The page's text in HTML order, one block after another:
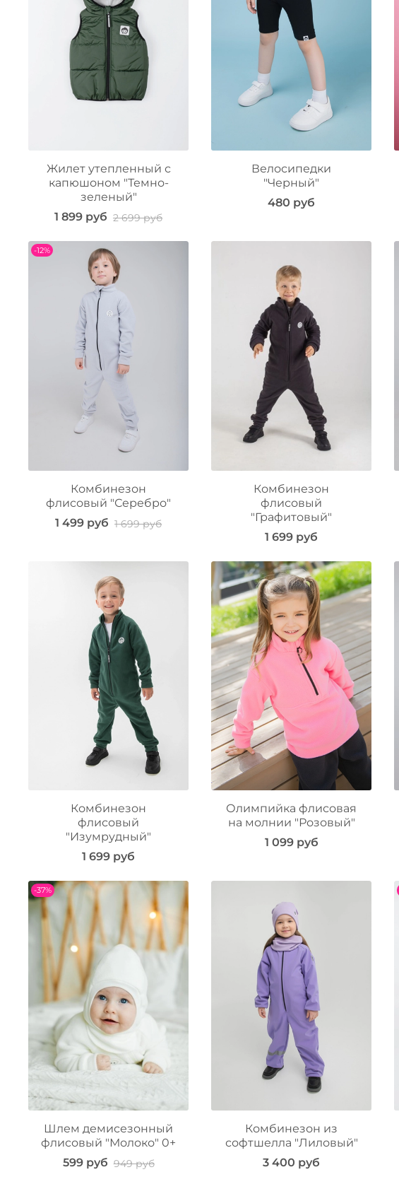
Жилет утепленный с
капюшоном "Темно-
зеленый"
1 899 руб 2 699 руб
Велосипедки
"Черный"
480 руб
-12%
Комбинезон
флисовый "Серебро"
1 499 руб 1 699 руб
Комбинезон
флисовый
"Графитовый"
1 699 руб
Комбинезон
флисовый
"Изумрудный"
1 699 руб
Олимпийка флисовая
на молнии "Розовый"
1 099 руб
-37%
Шлем демисезонный
флисовый "Молоко" 0+
599 руб 949 руб
Комбинезон из
софтшелла "Лиловый"
3 400 руб